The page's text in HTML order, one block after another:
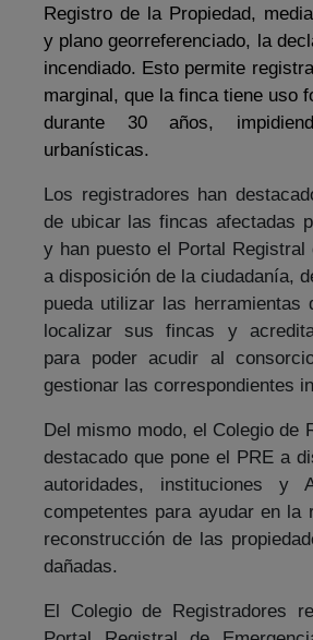
Registro de la Propiedad,
y plano georreferenciado, la
incendiado. Esto permite
marginal, que la finca tiene uso
durante 30 años,
urbanísticas.
Los registradores han
de ubicar las fincas afectadas
y han puesto el Portal Registral
a disposición de la ciudadanía,
pueda utilizar las herramientas
localizar sus fincas y
para poder acudir al
gestionar las correspondientes
Del mismo modo, el Colegio de
destacado que pone el PRE a
autoridades, instituciones y
competentes para ayudar en la
reconstrucción de las
El Colegio de Registradores